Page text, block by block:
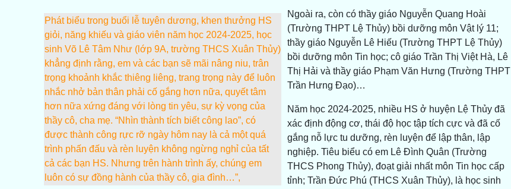
Phát biểu trong buổi lễ tuyên dương, khen thưởng HS
giỏi, năng khiếu và giáo viên năm học 2024-2025, học
sinh Võ Lê Tâm Như (lớp 9A, trường THCS Xuân Thủy)
khẳng định rằng, em và các bạn sẽ mãi nâng niu, trân
trọng khoảnh khắc thiêng liêng, trang trọng này để luôn
nhắc nhở bản thân phải cố gắng hơn nữa, quyết tâm
hơn nữa xứng đáng với lòng tin yêu, sự kỳ vọng của
thầy cô, cha mẹ. “Nhìn thành tích biết công lao”, có
được thành công rực rỡ ngày hôm nay là cả một quá
trình phấn đấu và rèn luyện không ngừng nghỉ của tất
cả các bạn HS. Nhưng trên hành trình ấy, chúng em
luôn có sự đồng hành của thầy cô, gia đình…”,
Ngoài ra, còn có thầy giáo Nguyễn Quang Hoài
(Trường THPT Lệ Thủy) bồi dưỡng môn Vật lý 11;
thầy giáo Nguyễn Lê Hiếu (Trường THPT Lệ Thủy)
bồi dưỡng môn Tin học; cô giáo Trần Thị Việt Hà, Lê
Thị Hải và thầy giáo Phạm Văn Hưng (Trường THPT
Trần Hưng Đạo)…
Năm học 2024-2025, nhiều HS ở huyện Lệ Thủy đã
xác định động cơ, thái độ học tập tích cực và đã cố
gắng nỗ lực tu dưỡng, rèn luyện để lập thân, lập
nghiệp. Tiêu biểu có em Lê Đình Quân (Trường
THCS Phong Thủy), đoạt giải nhất môn Tin học cấp
tỉnh; Trần Đức Phú (THCS Xuân Thủy), là học sinh